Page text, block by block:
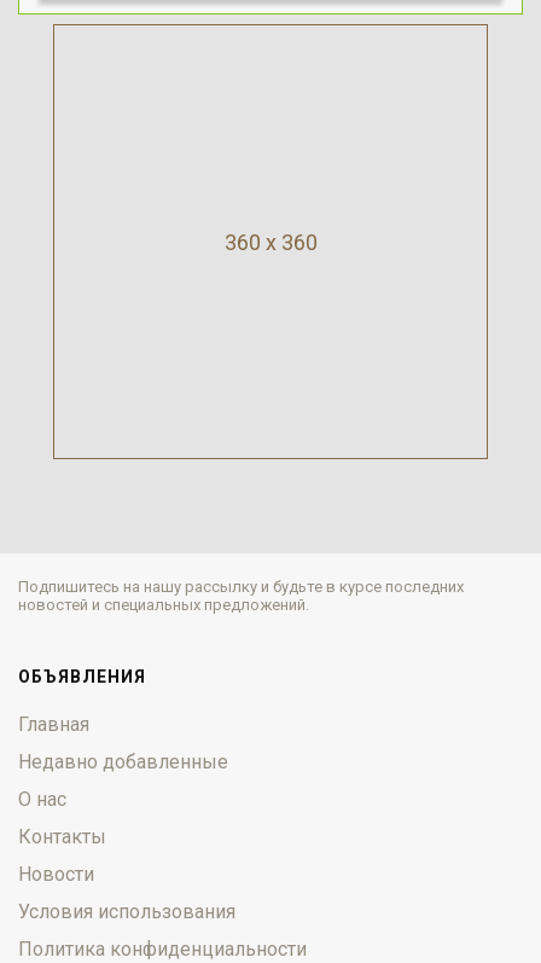
360 x 360
Подпишитесь на нашу рассылку и будьте в курсе последних
новостей и специальных предложений.
ОБЪЯВЛЕНИЯ
Главная
Недавно добавленные
О нас
Контакты
Новости
Условия использования
Политика конфиденциальности